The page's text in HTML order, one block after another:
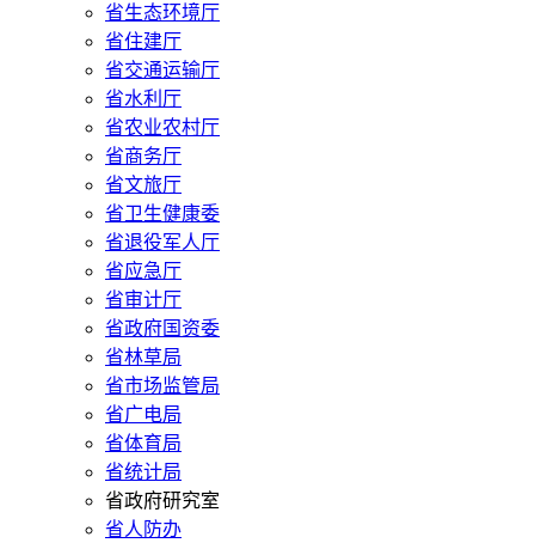
省生态环境厅
省住建厅
省交通运输厅
省水利厅
省农业农村厅
省商务厅
省文旅厅
省卫生健康委
省退役军人厅
省应急厅
省审计厅
省政府国资委
省林草局
省市场监管局
省广电局
省体育局
省统计局
省政府研究室
省人防办